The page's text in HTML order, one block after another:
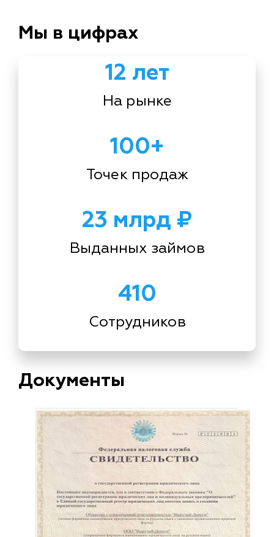
Мы в цифрах
12 лет
На рынке
100+
Точек продаж
23 млрд ₽
Выданных займов
410
Сотрудников
Документы